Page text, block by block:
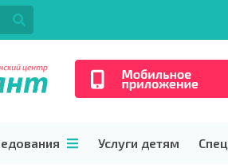
Услуги детям